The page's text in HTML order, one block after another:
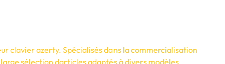
clavier azerty. Spécialisés dans la commercialisation
sélection darticles adaptés à divers modèles